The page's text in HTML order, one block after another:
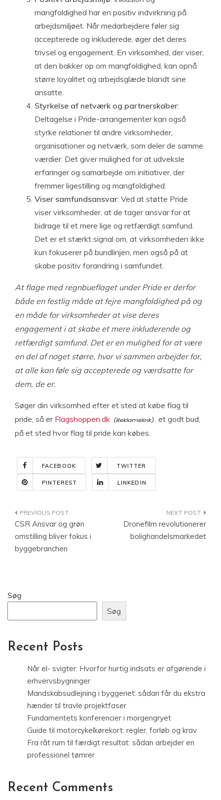
mangfoldighed har en positiv indvirkning på
arbejdsmiljøet. Når medarbejdere føler sig
accepterede og inkluderede, øger det deres
trivsel og engagement. En virksomhed, der viser,
at den bakker op om mangfoldighed, kan opnå
større loyalitet og arbejdsglæde blandt sine
ansatte.
Styrkelse af netværk og partnerskaber:
Deltagelse i Pride-arrangementer kan også
styrke relationer til andre virksomheder,
organisationer og netværk, som deler de samme
værdier. Det giver mulighed for at udveksle
erfaringer og samarbejde om initiativer, der
fremmer ligestilling og mangfoldighed.
Viser samfundsansvar: Ved at støtte Pride
viser virksomheder, at de tager ansvar for at
bidrage til et mere lige og retfærdigt samfund.
Det er et stærkt signal om, at virksomheden ikke
kun fokuserer på bundlinjen, men også på at
skabe positiv forandring i samfundet.
At flage med regnbueflaget under Pride er derfor
både en festlig måde at fejre mangfoldighed på og
en måde for virksomheder at vise deres
engagement i at skabe et mere inkluderende og
retfærdigt samfund. Det er en mulighed for at være
en del af noget større, hvor vi sammen arbejder for,
at alle kan føle sig accepterede og værdsatte for
dem, de er.
Søger din virksomhed efter et sted at købe flag til
pride, så er Flagshoppen.dk
et godt bud,
på et sted hvor flag til pride kan købes.
FACEBOOK TWITTER
PINTEREST LINKEDIN
Indlægsnavigation
CSR Ansvar og grøn
omstilling bliver fokus i
byggebranchen
Dronefilm revolutionerer
bolighandelsmarkedet
Søg
Søg
Recent Posts
Når el- svigter: Hvorfor hurtig indsats er afgørende i
erhvervsbygninger
Mandskabsudlejning i byggeriet: sådan får du ekstra
hænder til travle projektfaser
Fundamentets konferencier i morgengryet
Guide til motorcykelkørekort: regler, forløb og krav
Fra råt rum til færdigt resultat: sådan arbejder en
professionel tømrer
Recent Comments